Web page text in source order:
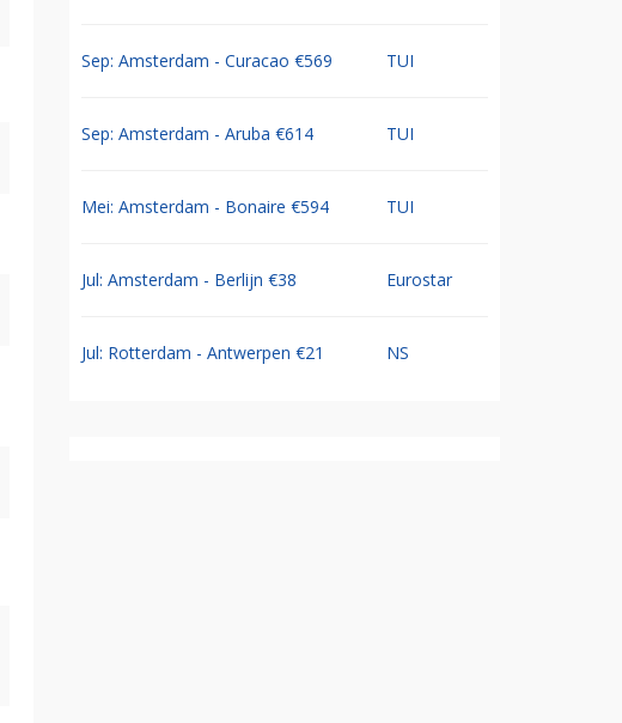
Sep: Amsterdam - Curacao €569 TUI
Sep: Amsterdam - Aruba €614 TUI
Mei: Amsterdam - Bonaire €594 TUI
Jul: Amsterdam - Berlijn €38 Eurostar
Jul: Rotterdam - Antwerpen €21 NS